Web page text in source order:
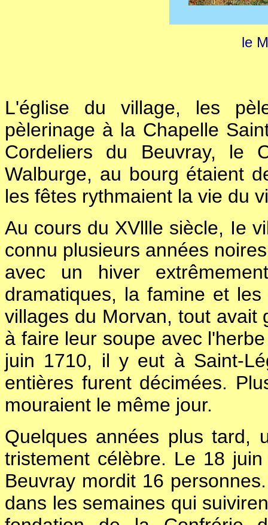
le
L'église du village, les
pèlerinage à la Chapelle
Cordeliers du Beuvray, le
Walburge, au bourg étaient
les fêtes rythmaient la vie du
Au cours du XVllle siècle, Ie
connu plusieurs années
avec un hiver
dramatiques, la famine et
villages du Morvan, tout avait
à faire leur soupe avec
juin 1710, il y eut à Saint-
entières furent décimées.
mouraient le même jour.
Quelques années plus tard,
tristement célèbre. Le 18
Beuvray mordit 16
dans les semaines qui